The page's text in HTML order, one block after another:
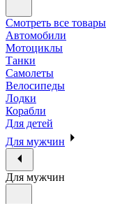
Смотреть все товары
Автомобили
Мотоциклы
Танки
Самолеты
Велосипеды
Лодки
Корабли
Для детей
Для мужчин
Для мужчин